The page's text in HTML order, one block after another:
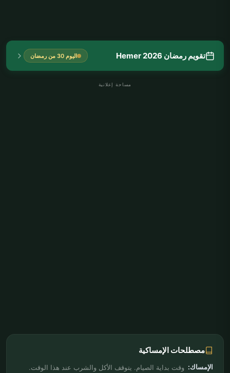
تقويم رمضان Hemer 2026 اليوم 30 من رمضان
مساحة إعلانية
مصطلحات الإمساكية
الإمساك: وقت بداية الصيام. يتوقف الأكل والشرب عند هذا الوقت.